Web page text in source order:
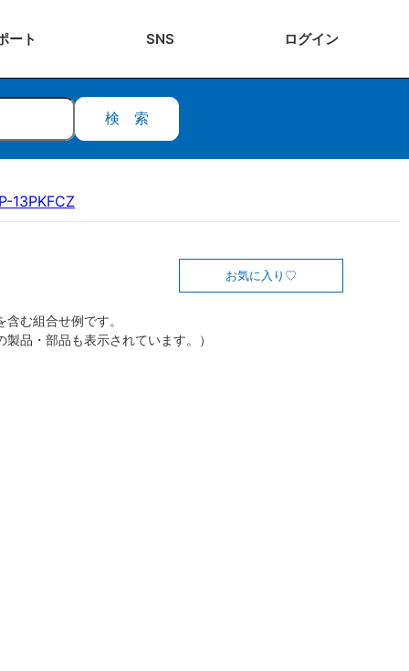
ート SNS ログイン
検索
13PKFCZ
お気に入り
む組合せ例です。
製品・部品も表示されています。）